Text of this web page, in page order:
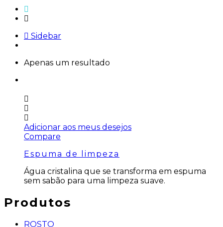
Sidebar
Apenas um resultado
Adicionar aos meus desejos
Compare
Espuma de limpeza
Água cristalina que se transforma em espuma
sem sabão para uma limpeza suave.
Produtos
ROSTO